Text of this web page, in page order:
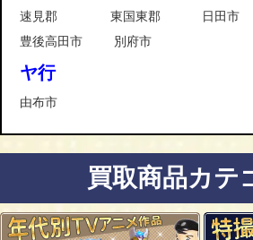
速見郡 東国東郡 日田市
豊後高田市
別府市
ヤ行
由布市
買取商品カテ